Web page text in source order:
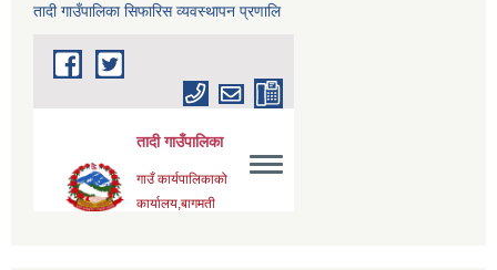
तादी गाउँपालिका सिफारिस व्यवस्थापन प्रणालि